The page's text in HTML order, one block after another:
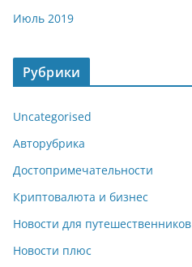
Июль 2019
Рубрики
Uncategorised
Авторубрика
Достопримечательности
Криптовалюта и бизнес
Новости для путешественников
Новости плюс